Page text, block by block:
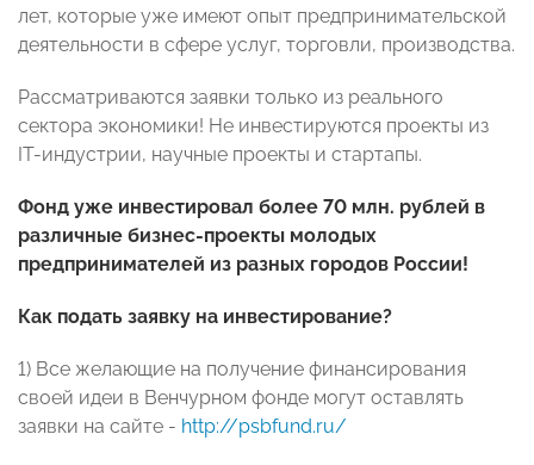
лет, которые уже имеют опыт предпринимательской
деятельности в сфере услуг, торговли, производства.
Рассматриваются заявки только из реального
сектора экономики! Не инвестируются проекты из
IT-индустрии, научные проекты и стартапы.
Фонд уже инвестировал более 70 млн. рублей в
различные бизнес-проекты молодых
предпринимателей из разных городов России!
Как подать заявку на инвестирование?
1) Все желающие на получение финансирования
своей идеи в Венчурном фонде могут оставлять
заявки на сайте - http://psbfund.ru/